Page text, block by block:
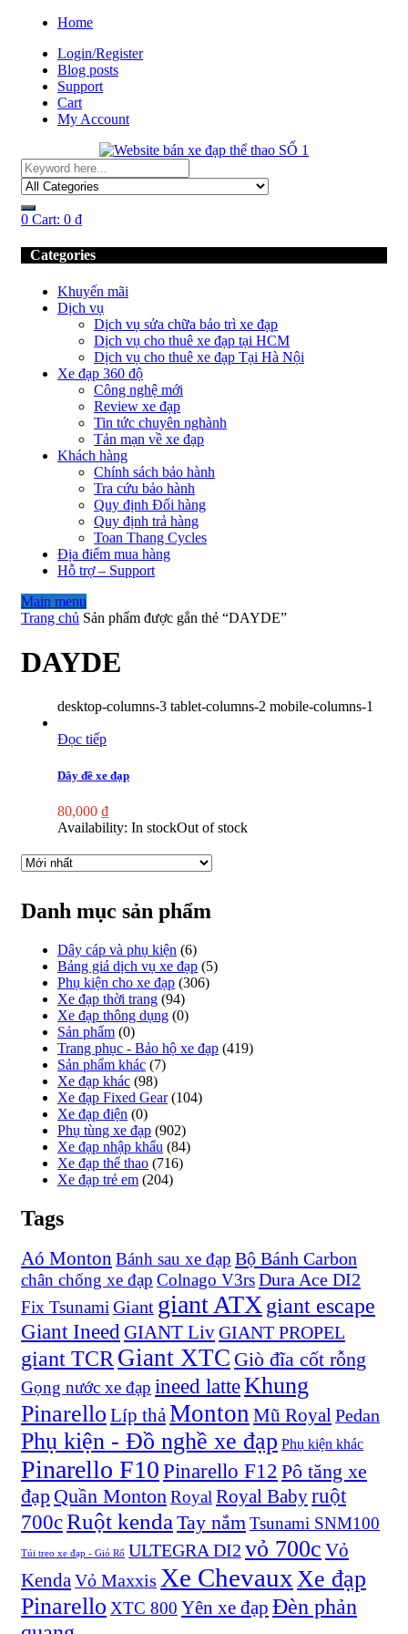
Home
Login/Register
Blog posts
Support
Cart
My Account
0 Cart: 0 ₫
Categories
Khuyến mãi
Dịch vụ
Dịch vụ sửa chữa bảo trì xe đạp
Dịch vụ cho thuê xe đạp tại HCM
Dịch vụ cho thuê xe đạp Tại Hà Nội
Xe đạp 360 độ
Công nghệ mới
Review xe đạp
Tin tức chuyên nghành
Tản mạn về xe đạp
Khách hàng
Chính sách bảo hành
Tra cứu bảo hành
Quy định Đổi hàng
Quy định trả hàng
Toan Thang Cycles
Địa điểm mua hàng
Hỗ trợ – Support
Main menu
Trang chủ Sản phẩm được gắn thẻ “DAYDE”
DAYDE
desktop-columns-3 tablet-columns-2 mobile-columns-1
Đọc tiếp
Dây đề xe đạp
80,000 ₫
Availability: In stockOut of stock
Danh mục sản phẩm
Dây cáp và phụ kiện (6)
Bảng giá dịch vụ xe đạp (5)
Phụ kiện cho xe đạp (306)
Xe đạp thời trang (94)
Xe đạp thông dụng (0)
Sản phẩm (0)
Trang phục - Bảo hộ xe đạp (419)
Sản phẩm khác (7)
Xe đạp khác (98)
Xe đạp Fixed Gear (104)
Xe đạp điện (0)
Phụ tùng xe đạp (902)
Xe đạp nhập khẩu (84)
Xe đạp thể thao (716)
Xe đạp trẻ em (204)
Tags
Aó Monton Bánh sau xe đạp Bộ Bánh Carbon
chân chống xe đạp Colnago V3rsDura Ace DI2
Fix TsunamiGiant giant ATXgiant escape
Giant IneedGIANT LivGIANT PROPEL
giant TCRGiant XTC Giò đĩa cốt rỗng
Gọng nước xe đạp ineed latteKhung
Pinarello Líp thảMonton Mũ RoyalPedan
Phụ kiện - Đồ nghề xe đạp Phụ kiện khác
Pinarello F10Pinarello F12 Pô tăng xe
đạp Quần MontonRoyalRoyal Babyruột
700cRuột kendaTay nắmTsunami SNM100
Túi treo xe đạp - Giỏ Rổ ULTEGRA DI2 vỏ 700c Vỏ
KendaVỏ Maxxis Xe ChevauxXe đạp
Pinarello XTC 800 Yên xe đạp Đèn phản